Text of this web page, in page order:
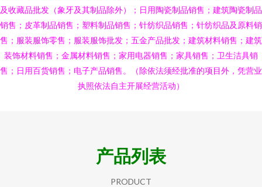
及收藏品批发（象牙及其制品除外）；日用陶瓷制品销售；建筑陶瓷制品
销售；皮革制品销售；塑料制品销售；针纺织品销售；针纺织品及原料销
售；服装服饰零售；服装服饰批发；五金产品批发；建筑材料销售；建筑
装饰材料销售；金属材料销售；家用电器销售；家具销售；卫生洁具销
售；日用百货销售；电子产品销售。（除依法须经批准的项目外，凭营业
执照依法自主开展经营活动）
产品列表
PRODUCT